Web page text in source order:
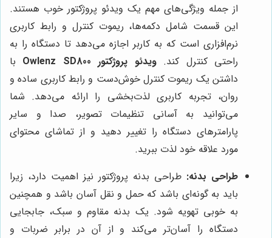
از جمله ویژگی‌های مهم یک ویدئو پروژکتور خوب هستند.
این قسمت شامل دکمه‌ها، ریموت کنترل و رابط کاربری
نرم‌افزاری است که به کاربر اجازه می‌دهد تا دستگاه را به
راحتی کنترل کند.ویدئو پروژکتور Owlenz SD800
با
داشتن یک ریموت کنترل خوش‌دست و رابط کاربری ساده و
روان، تجربه کاربری لذت‌بخشی را ارائه می‌دهد. شما
می‌توانید به آسانی تنظیمات تصویر، صدا و سایر
پارامترهای دستگاه را تغییر دهید و از تماشای محتوای
مورد علاقه خود لذت ببرید.
طراحی بدنه: طراحی بدنه پروژکتور نیز اهمیت دارد، زیرا
باید به گونه‌ای باشد که حمل و نقل آسان باشد و همچنین
به خوبی تهویه شود. یک بدنه مقاوم و سبک، جابجایی
دستگاه را آسان‌تر می‌کند و از آن در برابر ضربات و